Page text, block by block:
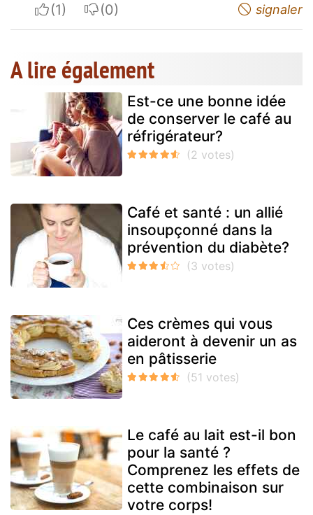
I apreciateI do not appreciate signaler
A lire également
Est-ce une bonne idée
de conserver le café au
réfrigérateur?
Café et santé : un allié
insoupçonné dans la
prévention du diabète?
Ces crèmes qui vous
aideront à devenir un as
en pâtisserie
Le café au lait est-il bon
pour la santé ?
Comprenez les effets de
cette combinaison sur
votre corps!